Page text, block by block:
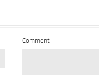
Comment